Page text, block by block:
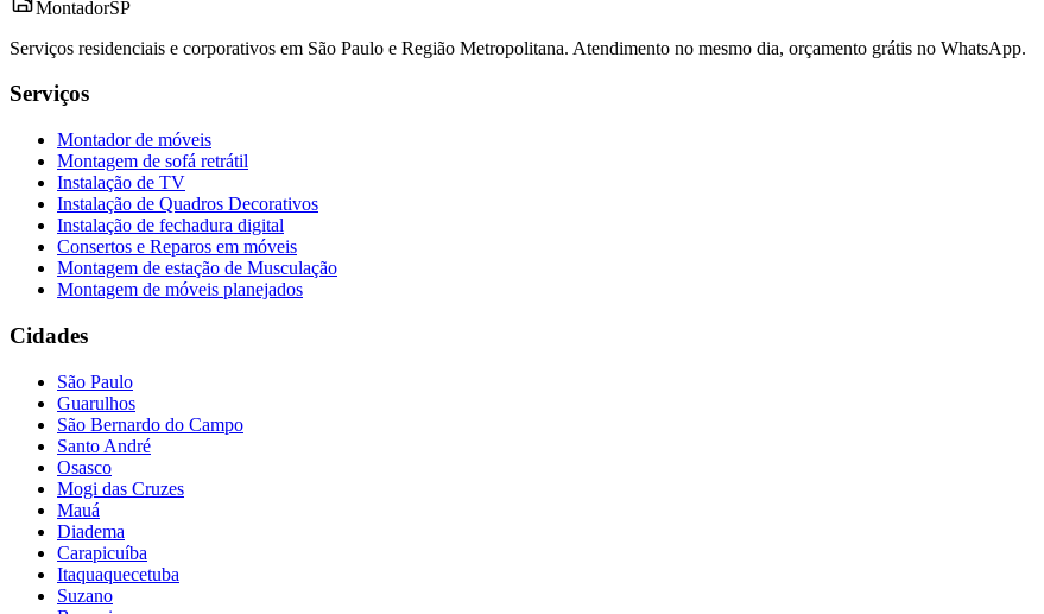
MontadorSP
Serviços residenciais e corporativos em São Paulo e Região Metropolitana. Atendimento no mesmo dia, orçamento grátis no WhatsApp.
Serviços
Montador de móveis
Montagem de sofá retrátil
Instalação de TV
Instalação de Quadros Decorativos
Instalação de fechadura digital
Consertos e Reparos em móveis
Montagem de estação de Musculação
Montagem de móveis planejados
Cidades
São Paulo
Guarulhos
São Bernardo do Campo
Santo André
Osasco
Mogi das Cruzes
Mauá
Diadema
Carapicuíba
Itaquaquecetuba
Suzano